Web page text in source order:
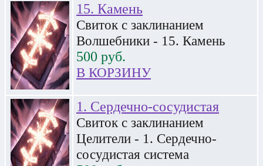
15. Камень
Свиток с заклинанием
Волшебники - 15. Камень
500 руб.
В КОРЗИНУ
1. Сердечно-сосудистая
Свиток с заклинанием
Целители - 1. Сердечно-
сосудистая система